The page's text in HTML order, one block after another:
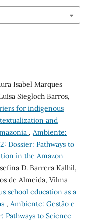
Isabel Marques
Siegloch Barros,
for indigenous
and
, Ambiente:
Dossier: Pathways to
in the Amazon
D. Barrera Kalhil,
de Almeida, Vilma
school education as a
, Ambiente: Gestão e
Pathways to Science